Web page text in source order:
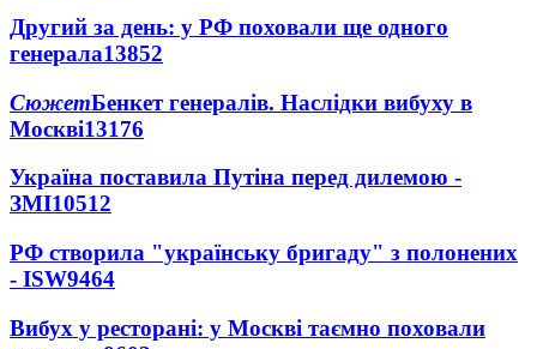
Другий за день: у РФ поховали ще одного
генерала13852
СюжетБенкет генералів. Наслідки вибуху в
Москві13176
Україна поставила Путіна перед дилемою -
ЗМІ10512
РФ створила "українську бригаду" з полонених
- ISW9464
Вибух у ресторані: у Москві таємно поховали